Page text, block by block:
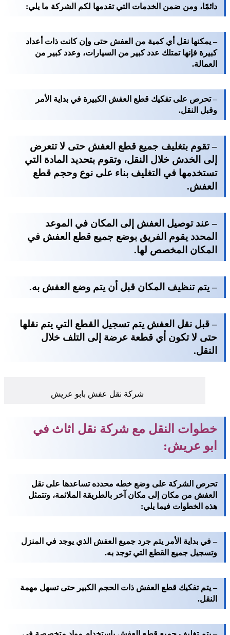
دائمًا، ومن ضمن الخدمات التي تقدمها لكم الشركة ما يلي:
– يمكنها نقل أي كمية من العفش حتى وإن كانت ذات أعداد
كبيرة فإنها تمتلك عدد كبير من السيارات، وعدد كبير من
العمالة.
– تحرص على تفكيك قطع العفش الكبيرة في بداية الأمر
وقبل النقل.
– تقوم بتغليف جميع قطع العفش حتى لا تتعرض
إلى الخدش خلال النقل، وتقوم بتحديد المادة التي
تستخدمها في التغليف بناء على نوع وحجم قطع
العفش.
– عند توصيل العفش إلى المكان في الموعد
المحدد يقوم الفريق بوضع جميع قطع العفش في
المكان المخصص لها.
– يتم تنظيف المكان قبل أن يتم وضع العفش به.
– قبل نقل العفش يتم تسجيل القطع التي يتم نقلها
حتى لا تكون أي قطعة عرضة إلى التلف خلال
النقل.
شركة نقل عفش بابو عريش
خطوات النقل مع شركة نقل اثاث في
ابو عريش:
تحرص الشركة على وضع خطه محدده تساعدها على نقل
العفش من مكان إلى مكان آخر بالطريقة الملائمة، وتتمثل
هذه الخطوات فيما يلي:
– في بداية الأمر يتم جرد جميع العفش الذي يوجد في المنزل
وتسجيل جميع القطع التي توجد به.
– يتم تفكيك قطع العفش ذات الحجم الكبير حتى تسهل مهمة
النقل.